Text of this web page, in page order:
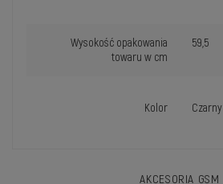
Wysokość opakowania
towaru w cm
59,5
Kolor Czarny
AKCESORIA GSM